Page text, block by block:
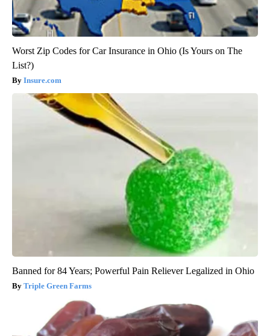
Worst Zip Codes for Car Insurance in Ohio (Is Yours on The
List?)
Insure.com
Banned for 84 Years; Powerful Pain Reliever Legalized in Ohio
Triple Green Farms